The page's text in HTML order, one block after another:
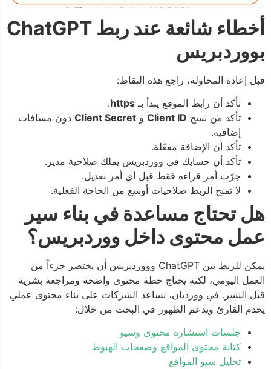
أخطاء شائعة عند ربط ChatGPT
بووردبريس
قبل إعادة المحاولة، راجع هذه النقاط:
تأكد أن رابط الموقع يبدأ بـ https
.
تأكد من نسخ Client IDو Client Secretدون مسافات
إضافية.
تأكد أن الإضافة مفعّلة.
تأكد أن حسابك في ووردبريس يملك صلاحية مدير.
جرّب أمر قراءة فقط قبل أي أمر تعديل.
لا تمنح الربط صلاحيات أوسع من الحاجة الفعلية.
هل تحتاج مساعدة في بناء سير
عمل محتوى داخل ووردبريس؟
يمكن للربط بين ChatGPT وووردبريس أن يختصر جزءاً من
العمل اليومي، لكنه يحتاج خطة محتوى واضحة ومراجعة بشرية
قبل النشر. في وورديان، نساعد الشركات على بناء محتوى عملي
يخدم القارئ ويدعم الظهور في البحث من خلال:
جلسات استشارة محتوى وسيو
كتابة محتوى المواقع وصفحات الهبوط
تحليل سيو المواقع